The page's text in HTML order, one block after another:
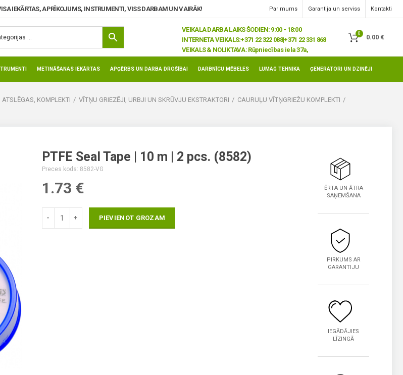
IEKĀRTAS, APRĪKOJUMS, INSTRUMENTI, VISS DARBAM UN VAIRĀK! Par mums Garantija un serviss Kontakti
VEIKALA DARBA LAIKS ŠODIEN: 9:00 - 18:00
INTERNETA VEIKALS:+371 22 322 088|+371 22 331 868
VEIKALS & NOLIKTAVA: Rūpniecības iela 37a,
0
0.00 €
METINĀŠANAS IEKĀRTAS APĢĒRBS UN DARBA DROŠĪBAI DARBNĪCU MĒBELES LUMAG TEHNIKA ĢENERATORI UN DZINĒJI
KOMPLEKTI VĪTŅU GRIEZĒJI, URBJI UN SKRŪVJU EKSTRAKTORI
CAURUĻU VĪTŅGRIEŽU KOMPLEKTI
PTFE Seal Tape | 10 m | 2 pcs. (8582)
Preces kods: 8582-VG
1.73 €
PIEVIENOT GROZAM
ĒRTA UN ĀTRA
SAŅEMŠANA
PIRKUMS AR
GARANTIJU
IEGĀDĀJIES
LĪZINGĀ